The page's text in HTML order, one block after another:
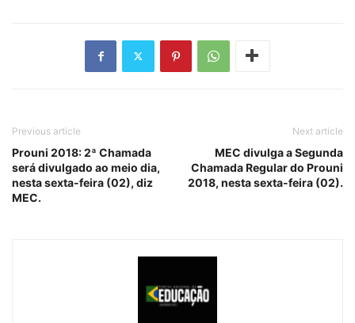
Previous article
Prouni 2018: 2ª Chamada
será divulgado ao meio dia,
nesta sexta-feira (02), diz
MEC.
Next article
MEC divulga a Segunda
Chamada Regular do Prouni
2018, nesta sexta-feira (02).